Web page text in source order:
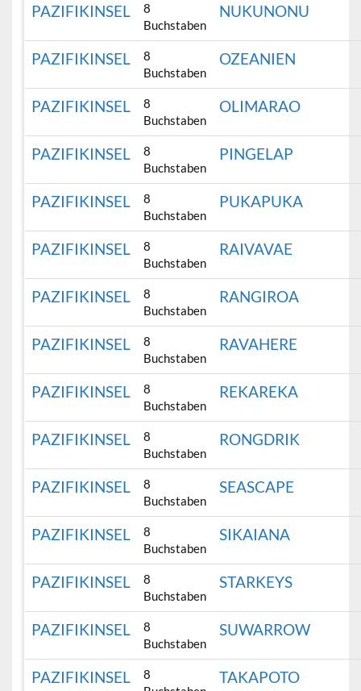
PAZIFIKINSEL
8
Buchstaben
NUKUNONU
PAZIFIKINSEL
8
Buchstaben
OZEANIEN
PAZIFIKINSEL
8
Buchstaben
OLIMARAO
PAZIFIKINSEL
8
Buchstaben
PINGELAP
PAZIFIKINSEL
8
Buchstaben
PUKAPUKA
PAZIFIKINSEL
8
Buchstaben
RAIVAVAE
PAZIFIKINSEL
8
Buchstaben
RANGIROA
PAZIFIKINSEL
8
Buchstaben
RAVAHERE
PAZIFIKINSEL
8
Buchstaben
REKAREKA
PAZIFIKINSEL
8
Buchstaben
RONGDRIK
PAZIFIKINSEL
8
Buchstaben
SEASCAPE
PAZIFIKINSEL
8
Buchstaben
SIKAIANA
PAZIFIKINSEL
8
Buchstaben
STARKEYS
PAZIFIKINSEL
8
Buchstaben
SUWARROW
PAZIFIKINSEL
8
TAKAPOTO